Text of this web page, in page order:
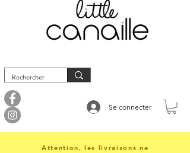
Se connecter
Attention, les livraisons ne